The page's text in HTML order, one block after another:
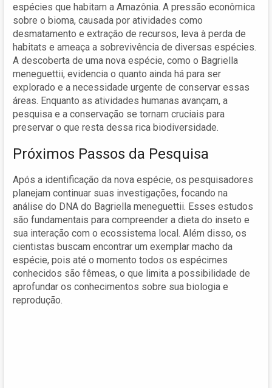
espécies que habitam a Amazônia. A pressão econômica
sobre o bioma, causada por atividades como
desmatamento e extração de recursos, leva à perda de
habitats e ameaça a sobrevivência de diversas espécies.
A descoberta de uma nova espécie, como o Bagriella
meneguettii, evidencia o quanto ainda há para ser
explorado e a necessidade urgente de conservar essas
áreas. Enquanto as atividades humanas avançam, a
pesquisa e a conservação se tornam cruciais para
preservar o que resta dessa rica biodiversidade.
Próximos Passos da Pesquisa
Após a identificação da nova espécie, os pesquisadores
planejam continuar suas investigações, focando na
análise do DNA do Bagriella meneguettii. Esses estudos
são fundamentais para compreender a dieta do inseto e
sua interação com o ecossistema local. Além disso, os
cientistas buscam encontrar um exemplar macho da
espécie, pois até o momento todos os espécimes
conhecidos são fêmeas, o que limita a possibilidade de
aprofundar os conhecimentos sobre sua biologia e
reprodução.